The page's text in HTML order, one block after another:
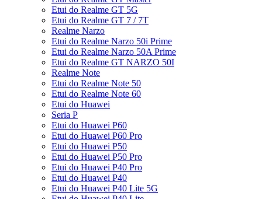
Etui do Realme GT 5G
Etui do Realme GT 7 / 7T
Realme Narzo
Etui do Realme Narzo 50i Prime
Etui do Realme Narzo 50A Prime
Etui do Realme GT NARZO 50I
Realme Note
Etui do Realme Note 50
Etui do Realme Note 60
Etui do Huawei
Seria P
Etui do Huawei P60
Etui do Huawei P60 Pro
Etui do Huawei P50
Etui do Huawei P50 Pro
Etui do Huawei P40 Pro
Etui do Huawei P40
Etui do Huawei P40 Lite 5G